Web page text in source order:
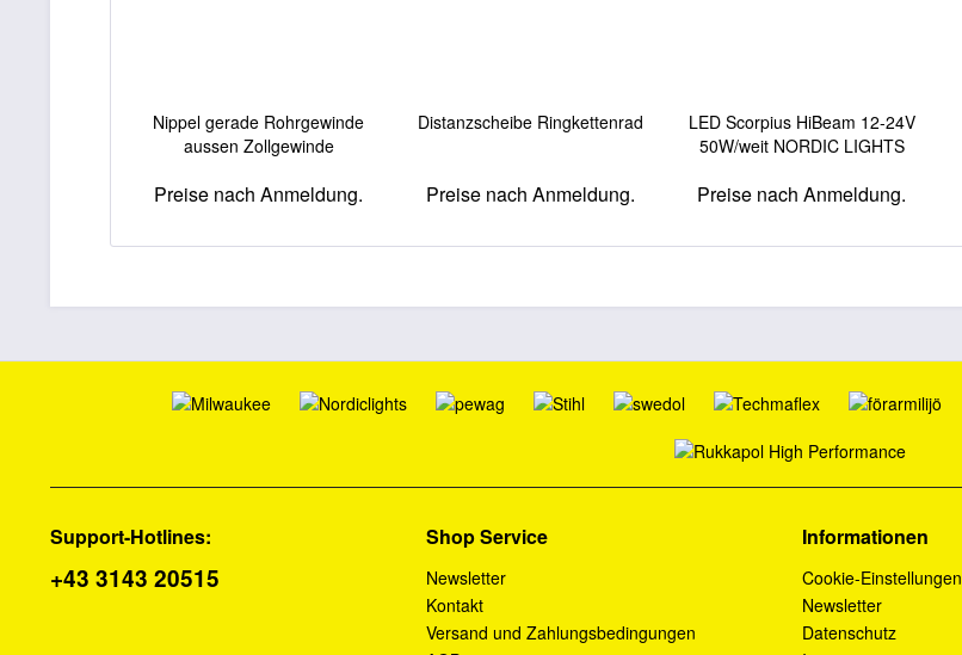
Nippel gerade Rohrgewinde
aussen Zollgewinde
Preise nach Anmeldung.
Distanzscheibe Ringkettenrad
Preise nach Anmeldung.
LED Scorpius HiBeam 12-24V
50W/weit NORDIC LIGHTS
Preise nach Anmeldung.
Support-Hotlines:
+43 3143 20515
Shop Service
Newsletter
Kontakt
Versand und Zahlungsbedingungen
Informationen
Cookie-Einstellungen
Newsletter
Datenschutz